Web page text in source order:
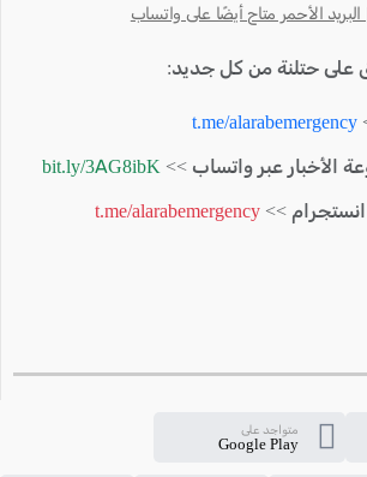
البريد الأحمر متاح أيضًا على واتساب
على حتلنة من كل جديد:
t.me/alarabemergency
الأخبار عبر واتساب >> bit.ly/3AG8ibK
>>
t.me/alarabemergency
متواجد على
Google Play